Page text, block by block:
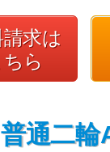
求は
ちら
通二輪